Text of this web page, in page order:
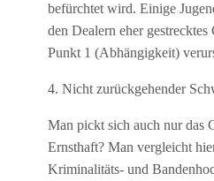
befürchtet wird. Einige
den Dealern eher gestrecktes
Punkt 1 (Abhängigkeit)
4. Nicht zurückgehender
Man pickt sich auch nur das
Ernsthaft? Man vergleicht
Kriminalitäts- und